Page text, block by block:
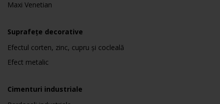
Maxi Venetian
Suprafețe decorative
Efectul corten, zinc, cupru și cocleală
Efect metalic
Cimenturi industriale